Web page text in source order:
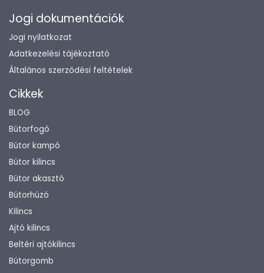
Jogi dokumentációk
Jogi nyilatkozat
Adatkezelési tájékoztató
Általános szerződési feltételek
Cikkek
BLOG
Bútorfogó
Bútor kampó
Bútor kilincs
Bútor akasztó
Bútorhúzó
Kilincs
Ajtó kilincs
Beltéri ajtókilincs
Bútorgomb